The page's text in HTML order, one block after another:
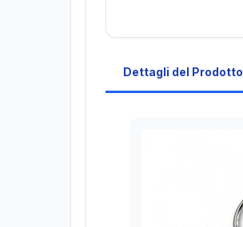
Dettagli del Prodotto